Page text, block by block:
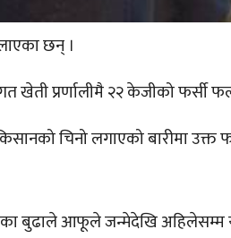
छन् ।
खेती प्रर्णालीमै २२ केजीको फर्सी
चिनो लगाएको बारीमा
बुढाले आफूले जन्मेदेखि